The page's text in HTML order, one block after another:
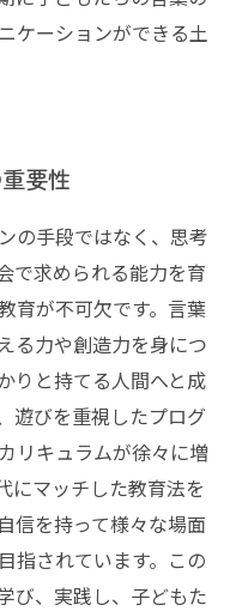
ケーションができる土
要性
の手段ではなく、思考
で求められる能力を育
育が不可欠です。言葉
る力や創造力を身につ
りと持てる人間へと成
遊びを重視したプログ
リキュラムが徐々に増
にマッチした教育法を
信を持って様々な場面
指されています。この
び、実践し、子どもた